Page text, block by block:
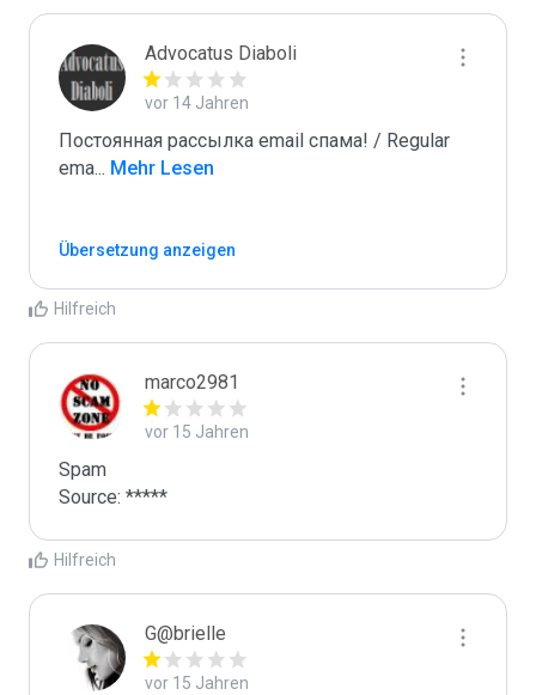
Advocatus Diaboli
vor 14 Jahren
Постоянная рассылка email спама! / Regular
ema... Mehr Lesen
Übersetzung anzeigen
Hilfreich
marco2981
vor 15 Jahren
Spam
Source: *****
Hilfreich
G@brielle
vor 15 Jahren